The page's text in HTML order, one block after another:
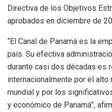
Directiva de los Objetivos
aprobados en diciembre de
“El Canal de Panamá es la
país. Su efectiva
durante casi dos décadas es
internacionalmente por el
mundial y por los
y económico de Panamá”,